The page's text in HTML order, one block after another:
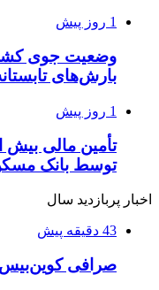
1 روز پیش
بارش‌های تابستانه در
1 روز پیش
توسط بانک
اخبار پربازدید سال
43 دقیقه پیش
صرافی کوین‌بیس معاملات ۶